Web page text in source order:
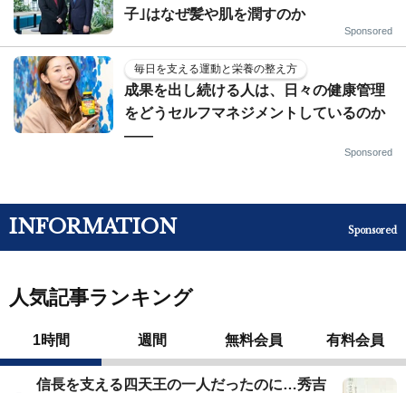
子｣はなぜ髪や肌を潤すのか
Sponsored
毎日を支える運動と栄養の整え方
成果を出し続ける人は、日々の健康管理
をどうセルフマネジメントしているのか
——
Sponsored
INFORMATION Sponsored
人気記事ランキング
1時間 週間 無料会員 有料会員
信長を支える四天王の一人だったのに…秀吉